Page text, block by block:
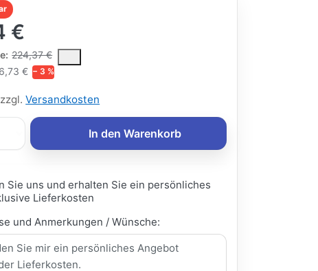
€
224,37 €
is the median selling price paid by customers for a product,
6,73 € − 3 %
Versandkosten
In den Warenkorb
Sie uns und erhalten Sie ein persönliches
Lieferkosten
und Anmerkungen / Wünsche: